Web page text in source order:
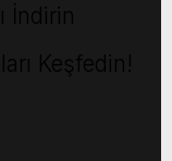
İndirin
Keşfedin!